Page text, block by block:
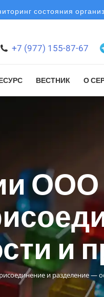
состояния
+7 (977) 155-87-67
ВЕСТНИК О
и
и разделение —